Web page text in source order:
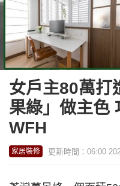
女戶主80萬打
果綠」做主色
WFH
家居裝修 更新時間：06:00